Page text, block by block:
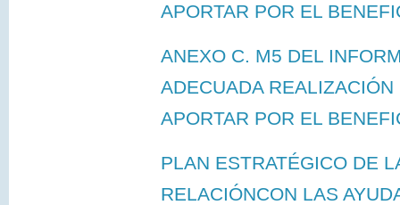
APORTAR POR EL
ANEXO C. M5 DEL
ADECUADA
APORTAR POR EL
PLAN ESTRATÉGICO DE
RELACIÓNCON LAS